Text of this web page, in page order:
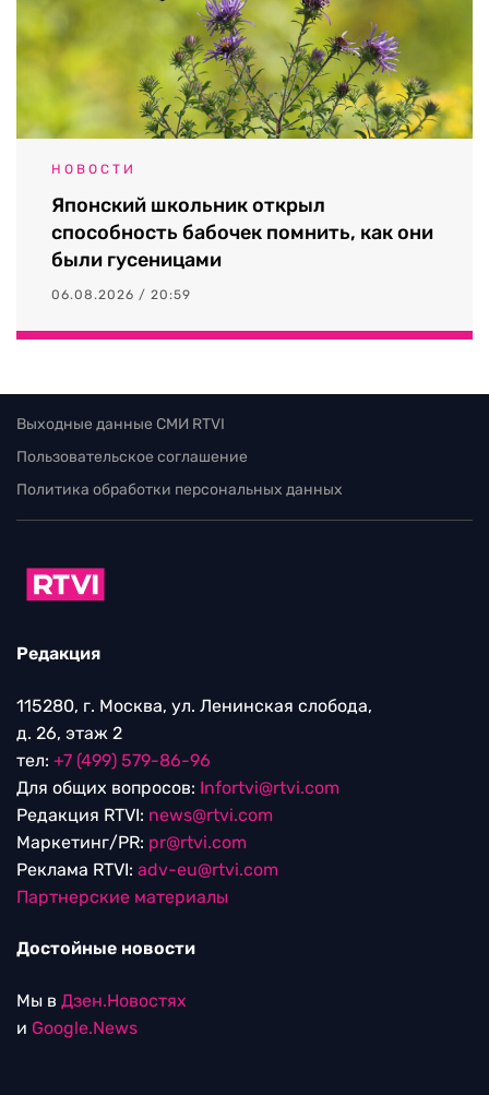
НОВОСТИ
Японский школьник открыл
способность бабочек помнить, как они
были гусеницами
06.08.2026 / 20:59
Выходные данные СМИ RTVI
Пользовательское соглашение
Политика обработки персональных данных
Редакция
115280, г. Москва, ул. Ленинская слобода,
д. 26, этаж 2
тел: +7 (499) 579-86-96
Для общих вопросов: Infortvi@rtvi.com
Редакция RTVI: news@rtvi.com
Маркетинг/PR: pr@rtvi.com
Реклама RTVI: adv-eu@rtvi.com
Партнерские материалы
Достойные новости
Мы в Дзен.Новостях
и Google.News